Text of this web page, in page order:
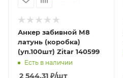
Анкер забивной М8
латунь (коробка)
(уп.100шт) Zitar 140599
Есть в наличии
2 544.31 ₽/шт